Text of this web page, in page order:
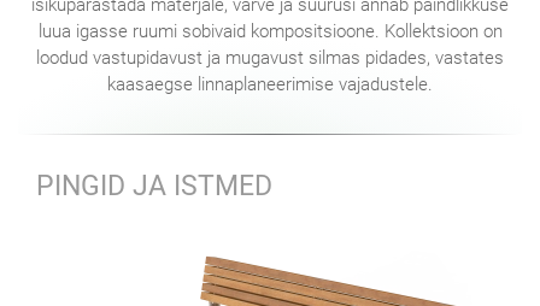
luua igasse ruumi sobivaid kompositsioone. Kollektsioon on
loodud vastupidavust ja mugavust silmas pidades, vastates
kaasaegse linnaplaneerimise vajadustele.
PINGID JA ISTMED